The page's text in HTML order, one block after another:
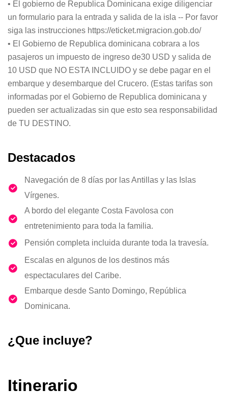
• El gobierno de Republica Dominicana exige diligenciar
un formulario para la entrada y salida de la isla -- Por favor
siga las instrucciones https://eticket.migracion.gob.do/
• El Gobierno de Republica dominicana cobrara a los
pasajeros un impuesto de ingreso de30 USD y salida de
10 USD que NO ESTA INCLUIDO y se debe pagar en el
embarque y desembarque del Crucero. (Estas tarifas son
informadas por el Gobierno de Republica dominicana y
pueden ser actualizadas sin que esto sea responsabilidad
de TU DESTINO.
Destacados
Navegación de 8 días por las Antillas y las Islas
Vírgenes.
A bordo del elegante Costa Favolosa con
entretenimiento para toda la familia.
Pensión completa incluida durante toda la travesía.
Escalas en algunos de los destinos más
espectaculares del Caribe.
Embarque desde Santo Domingo, República
Dominicana.
¿Que incluye?
Itinerario